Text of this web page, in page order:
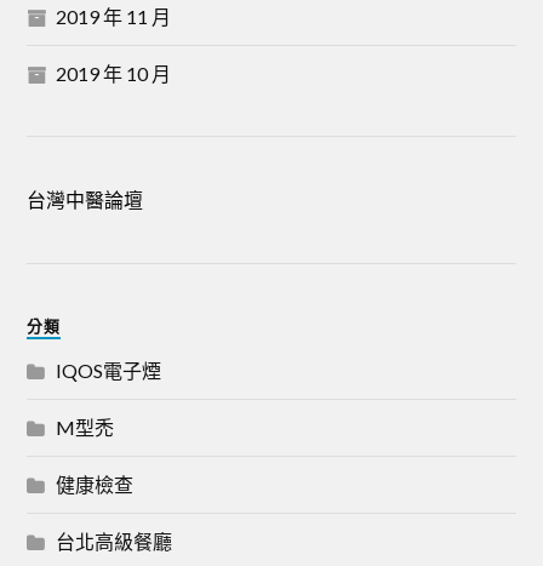
2019 年 11 月
2019 年 10 月
台灣中醫論壇
分類
IQOS電子煙
M型禿
健康檢查
台北高級餐廳